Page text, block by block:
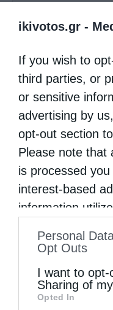
ikivotos.gr -
If you wish to
third parties, or
or sensitive
advertising by
opt-out section
Please note that
is processed
interest-based
information
to your opt-out.
information by
of downstream
Personal
Opt Outs
I want to opt-
Sharing of
Opted In
ΜΟΙΡΑΣΟΥ 0
Πατριαρχείο
Βόδα
Κυριακή της